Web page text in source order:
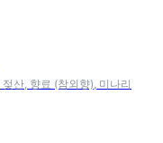
산, 향료 (참외향), 미나리